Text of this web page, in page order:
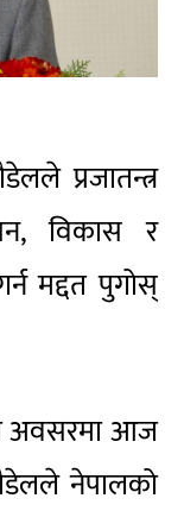
प्रजातन्त्र
विकास र
मद्दत पुगोस्
का अवसरमा आज
नेपालको